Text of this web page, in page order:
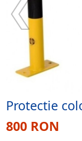
Protectie
800 RON